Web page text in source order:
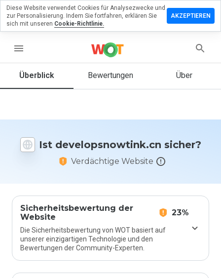
menu
Überblick Bewertungen Über
Ist developsnowtink.cn sicher?
Verdächtige Website
Sicherheitsbewertung der
Website
23%
Die Sicherheitsbewertung von WOT basiert auf
unserer einzigartigen Technologie und den
Bewertungen der Community-Experten.
Sie
zu
Wie
Website
Skala von
1 bis 5
bewerten?
Diese Website verwendet Cookies für Analysezwecke und
zur Personalisierung. Indem Sie fortfahren, erklären Sie
sich mit unseren Cookie-Richtlinie.
AKZEPTIEREN